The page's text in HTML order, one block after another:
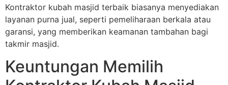
Kontraktor kubah masjid terbaik biasanya menyediakan
layanan purna jual, seperti pemeliharaan berkala atau
garansi, yang memberikan keamanan tambahan bagi
takmir masjid.
Keuntungan Memilih